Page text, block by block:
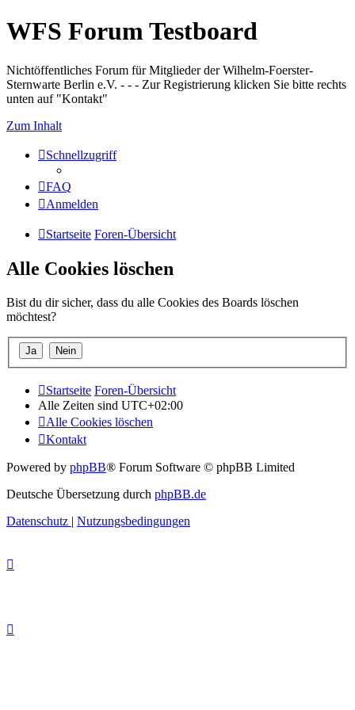
WFS Forum Testboard
Nichtöffentliches Forum für Mitglieder der Wilhelm-Foerster-
Sternwarte Berlin e.V. - - - Zur Registrierung klicken Sie bitte rechts
unten auf "Kontakt"
Zum Inhalt
Schnellzugriff
FAQ
Anmelden
Startseite Foren-Übersicht
Alle Cookies löschen
Bist du dir sicher, dass du alle Cookies des Boards löschen
möchtest?
Startseite Foren-Übersicht
Alle Zeiten sind UTC+02:00
Alle Cookies löschen
Kontakt
Powered by phpBB® Forum Software © phpBB Limited
Deutsche Übersetzung durch phpBB.de
Datenschutz | Nutzungsbedingungen